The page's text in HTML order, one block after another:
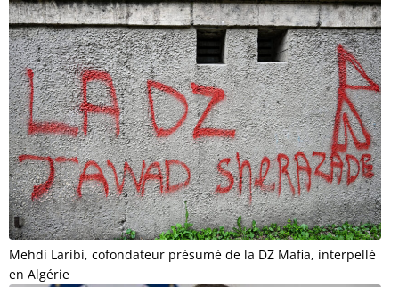
Mehdi Laribi, cofondateur présumé de la DZ Mafia, interpellé
en Algérie